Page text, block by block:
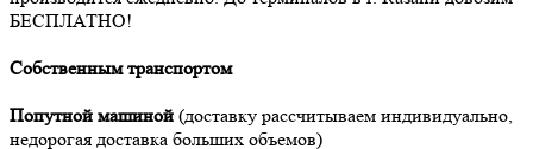
БЕСПЛАТНО!
Собственным транспортом
Попутной машиной (доставку рассчитываем индивидуально,
недорогая доставка больших объемов)